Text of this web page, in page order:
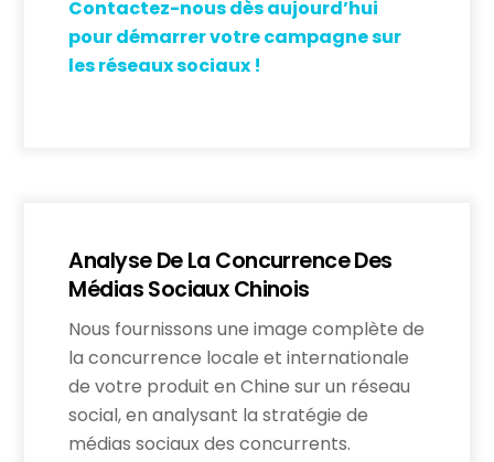
Contactez-nous dès aujourd’hui
pour démarrer votre campagne sur
les réseaux sociaux !
Analyse De La Concurrence Des
Médias Sociaux Chinois
Nous fournissons une image complète de
la concurrence locale et internationale
de votre produit en Chine sur un réseau
social, en analysant la stratégie de
médias sociaux des concurrents.